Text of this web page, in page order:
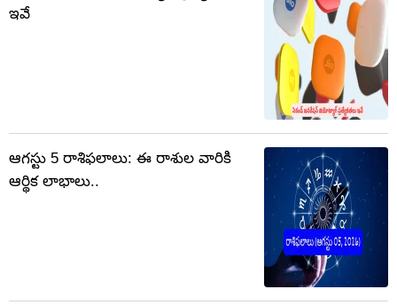
ఇవే
ఆగస్టు 5 రాశిఫలాలు: ఈ రాశుల వారికి
ఆర్థిక లాభాలు..